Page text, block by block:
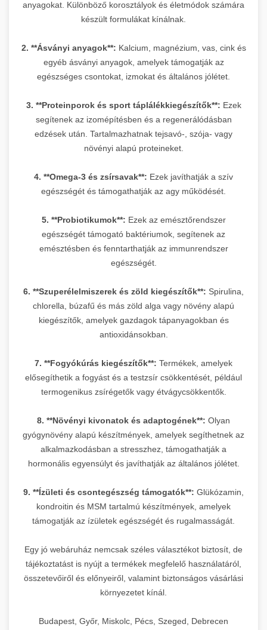
anyagokat. Különböző korosztályok és életmódok számára
készült formulákat kínálnak.
2. **Ásványi anyagok**: Kalcium, magnézium, vas, cink és
egyéb ásványi anyagok, amelyek támogatják az
egészséges csontokat, izmokat és általános jólétet.
3. **Proteinporok és sport táplálékkiegészítők**: Ezek
segítenek az izomépítésben és a regenerálódásban
edzések után. Tartalmazhatnak tejsavó-, szója- vagy
növényi alapú proteineket.
4. **Omega-3 és zsírsavak**: Ezek javíthatják a szív
egészségét és támogathatják az agy működését.
5. **Probiotikumok**: Ezek az emésztőrendszer
egészségét támogató baktériumok, segítenek az
emésztésben és fenntarthatják az immunrendszer
egészségét.
6. **Szuperélelmiszerek és zöld kiegészítők**: Spirulina,
chlorella, búzafű és más zöld alga vagy növény alapú
kiegészítők, amelyek gazdagok tápanyagokban és
antioxidánsokban.
7. **Fogyókúrás kiegészítők**: Termékek, amelyek
elősegíthetik a fogyást és a testzsír csökkentését, például
termogenikus zsírégetők vagy étvágycsökkentők.
8. **Növényi kivonatok és adaptogének**: Olyan
gyógynövény alapú készítmények, amelyek segíthetnek az
alkalmazkodásban a stresszhez, támogathatják a
hormonális egyensúlyt és javíthatják az általános jólétet.
9. **Ízületi és csontegészség támogatók**: Glükózamin,
kondroitin és MSM tartalmú készítmények, amelyek
támogatják az ízületek egészségét és rugalmasságát.
Egy jó webáruház nemcsak széles választékot biztosít, de
tájékoztatást is nyújt a termékek megfelelő használatáról,
összetevőiről és előnyeiről, valamint biztonságos vásárlási
környezetet kínál.
Budapest, Győr, Miskolc, Pécs, Szeged, Debrecen